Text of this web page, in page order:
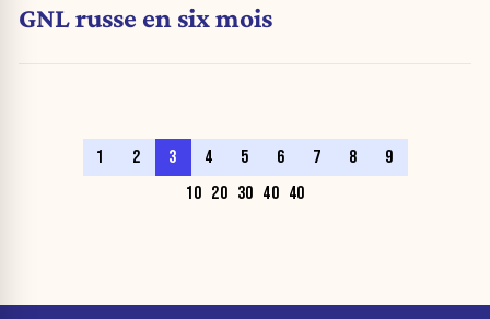
GNL russe en six mois
1 2 3 4 5 6 7 8
9
10 20 30 40 40